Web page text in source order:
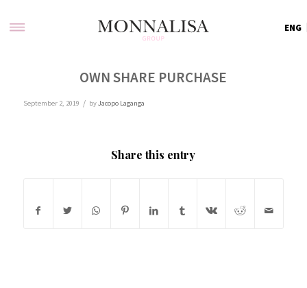
ENG
OWN SHARE PURCHASE
September 2, 2019 / byJacopo Laganga
Share this entry